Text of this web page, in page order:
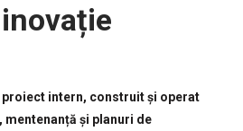
intern, construit și operat
și planuri de